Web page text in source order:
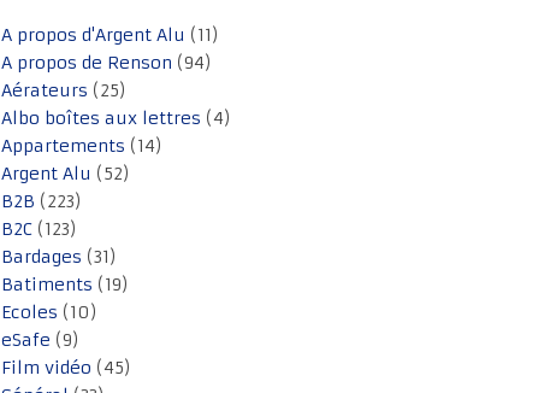
A propos d'Argent Alu (11)
A propos de Renson (94)
Aérateurs (25)
Albo boîtes aux lettres (4)
Appartements (14)
Argent Alu (52)
B2B (223)
B2C (123)
Bardages (31)
Batiments (19)
Ecoles (10)
eSafe (9)
Film vidéo (45)